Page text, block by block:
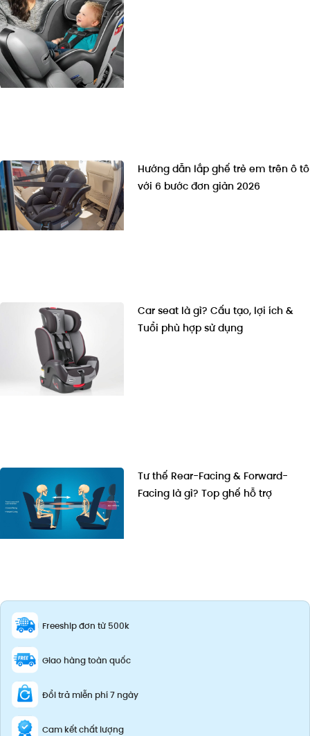
Hướng dẫn lắp ghế trẻ em trên ô tô
với 6 bước đơn giản 2026
Car seat là gì? Cấu tạo, lợi ích &
Tuổi phù hợp sử dụng
Tư thế Rear-Facing & Forward-
Facing là gì? Top ghế hỗ trợ
Freeship đơn từ 500k
Giao hàng toàn quốc
Đổi trả miễn phí 7 ngày
Cam kết chất lượng